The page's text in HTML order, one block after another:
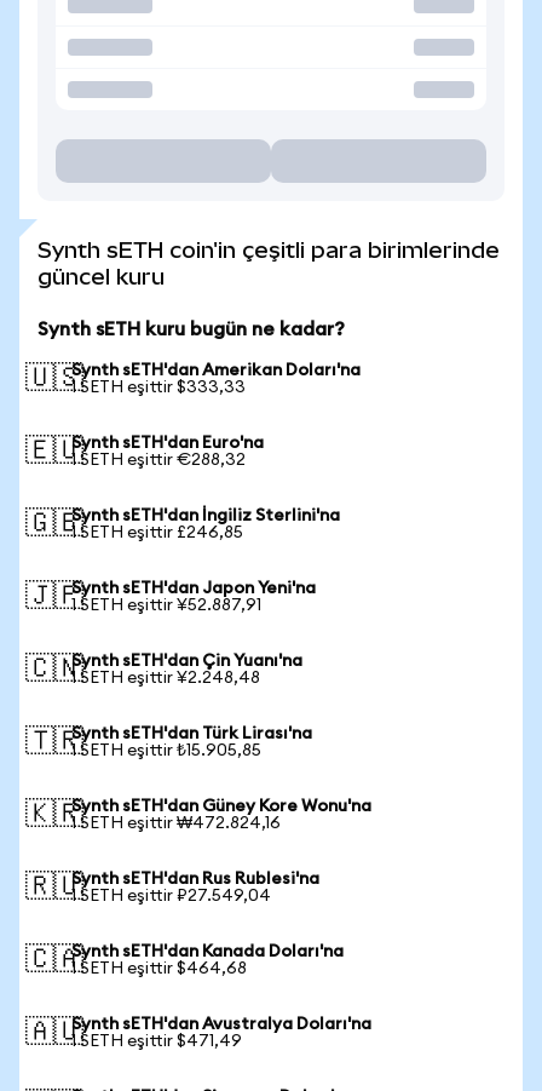
Synth sETH coin'in çeşitli para birimlerinde
güncel kuru
Synth sETH kuru bugün ne kadar?
🇺🇸Synth sETH'dan Amerikan Doları'na
1 SETH eşittir $333,33
🇪🇺Synth sETH'dan Euro'na
1 SETH eşittir €288,32
🇬🇧Synth sETH'dan İngiliz Sterlini'na
1 SETH eşittir £246,85
🇯🇵Synth sETH'dan Japon Yeni'na
1 SETH eşittir ¥52.887,91
🇨🇳Synth sETH'dan Çin Yuanı'na
1 SETH eşittir ¥2.248,48
🇹🇷Synth sETH'dan Türk Lirası'na
1 SETH eşittir ₺15.905,85
🇰🇷Synth sETH'dan Güney Kore Wonu'na
1 SETH eşittir ₩472.824,16
🇷🇺Synth sETH'dan Rus Rublesi'na
1 SETH eşittir ₽27.549,04
🇨🇦Synth sETH'dan Kanada Doları'na
1 SETH eşittir $464,68
🇦🇺Synth sETH'dan Avustralya Doları'na
1 SETH eşittir $471,49